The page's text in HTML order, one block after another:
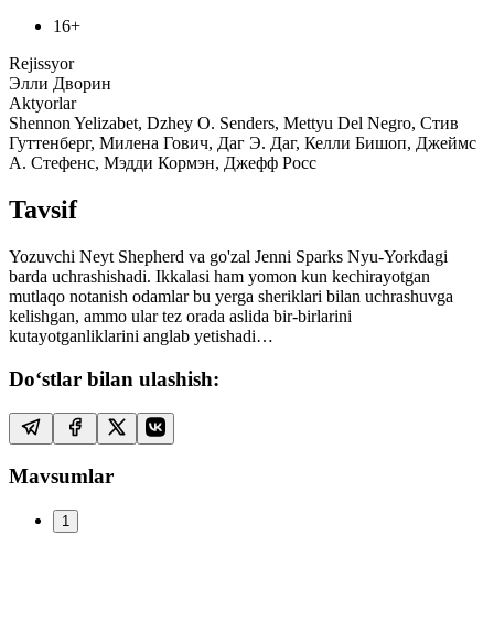
16+
Rejissyor
Элли Дворин
Aktyorlar
Shennon Yelizabet, Dzhey O. Senders, Mettyu Del Negro, Стив
Гуттенберг, Милена Гович, Даг Э. Даг, Келли Бишоп, Джеймс
А. Стефенс, Мэдди Кормэн, Джефф Росс
Tavsif
Yozuvchi Neyt Shepherd va go'zal Jenni Sparks Nyu-Yorkdagi
barda uchrashishadi. Ikkalasi ham yomon kun kechirayotgan
mutlaqo notanish odamlar bu yerga sheriklari bilan uchrashuvga
kelishgan, ammo ular tez orada aslida bir-birlarini
kutayotganliklarini anglab yetishadi…
Do‘stlar bilan ulashish:
Mavsumlar
1